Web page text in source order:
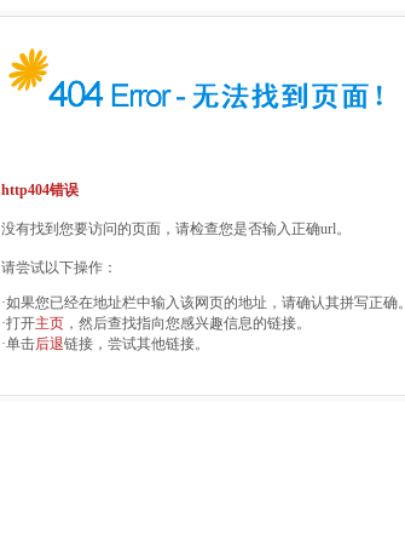
http404错误
没有找到您要访问的页面，请检查您是否输入正确url。
请尝试以下操作：
·如果您已经在地址栏中输入该网页的地址，请确认其拼写正确。
·打开主页 ，然后查找指向您感兴趣信息的链接。
·单击后退链接，尝试其他链接。